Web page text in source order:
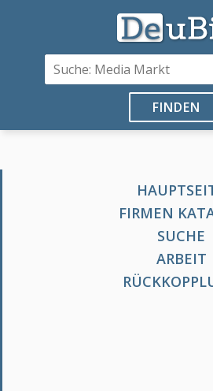
FINDEN
FIRMEN
SUCHE
ARBEIT